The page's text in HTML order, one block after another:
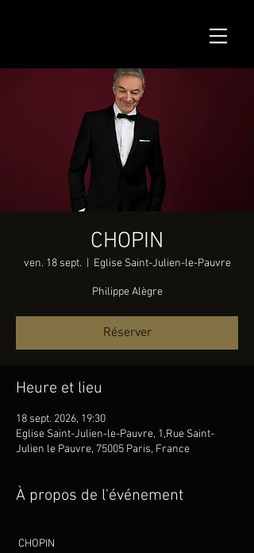
CHOPIN
ven. 18 sept. Eglise Saint-Julien-le-Pauvre
Philippe Alègre
Réserver
Heure et lieu
18 sept. 2026, 19:30
Eglise Saint-Julien-le-Pauvre, 1,Rue Saint-
Julien le Pauvre, 75005 Paris, France
À propos de l'événement
CHOPIN